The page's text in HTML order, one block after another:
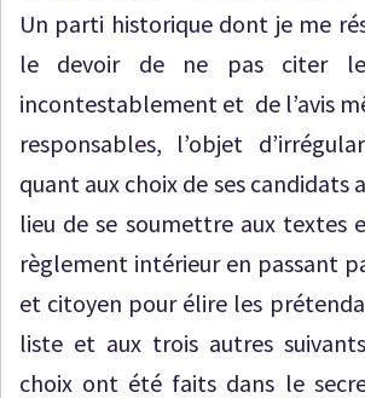
Un parti historique dont je me
le devoir de ne pas citer
incontestablement et de l’avis
responsables, l’objet
quant aux choix de ses candidats
lieu de se soumettre aux textes
règlement intérieur en passant
et citoyen pour élire les
liste et aux trois autres
choix ont été faits dans le